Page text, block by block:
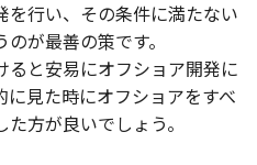
を行い、その条件に満たない
が最善の策です。
ると安易にオフショア開発に
見た時にオフショアをすべ
方が良いでしょう。